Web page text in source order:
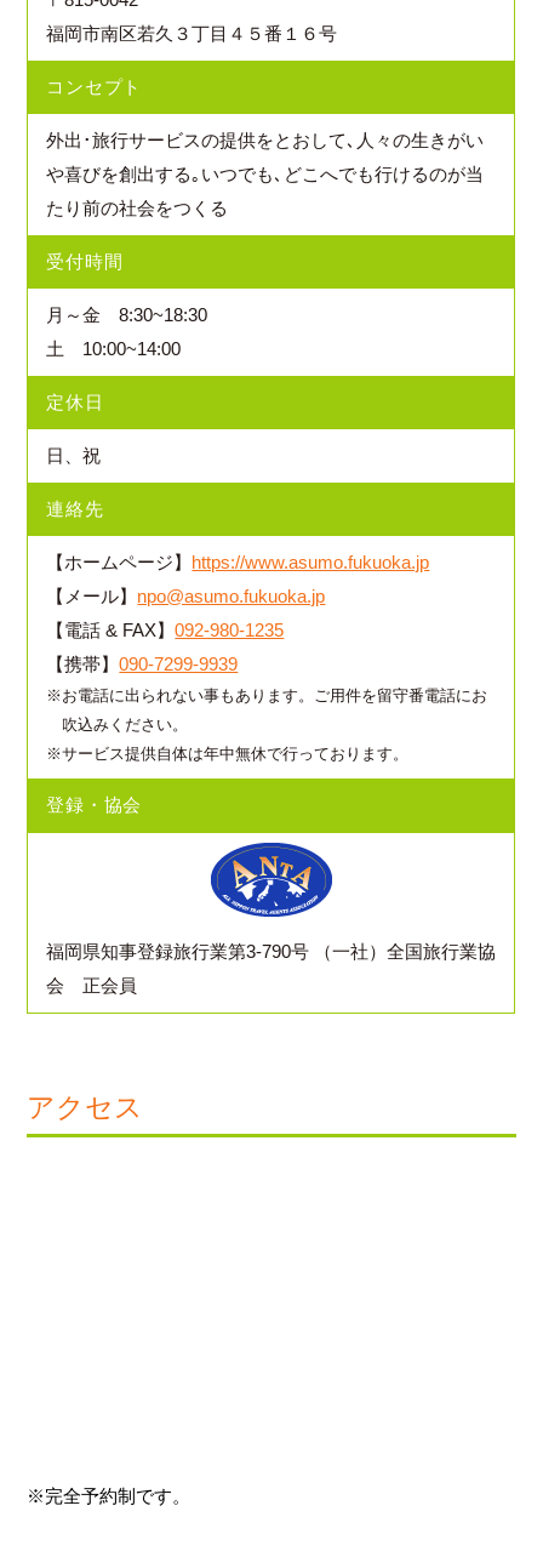
福岡市南区若久３丁目４５番１６号
コンセプト
外出･旅行サービスの提供をとおして､人々の生きがい
や喜びを創出する｡いつでも､どこへでも行けるのが当
たり前の社会をつくる
受付時間
月～金 8:30~18:30
土 10:00~14:00
定休日
日、祝
連絡先
【ホームページ】 https://www.asumo.fukuoka.jp
【メール】 npo@asumo.fukuoka.jp
【電話 & FAX】092-980-1235
【携帯】090-7299-9939
※お電話に出られない事もあります。ご用件を留守番電話にお
吹込みください。
※サービス提供自体は年中無休で行っております。
登録・協会
福岡県知事登録旅行業第3-790号
（一社）全国旅行業協
会 正会員
アクセス
※完全予約制です。